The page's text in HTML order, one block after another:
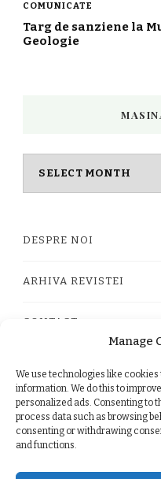
Manage
We use technologies like
information. We do this to
personalized ads. Consenting to
process data such as browsing
consenting or withdrawing
and functions.
COMUNICATE
Targ de sanziene la
Geologie
DESPRE NOI
ARHIVA REVISTEI
CONTACT
PRIVACY POLICY
TERMS